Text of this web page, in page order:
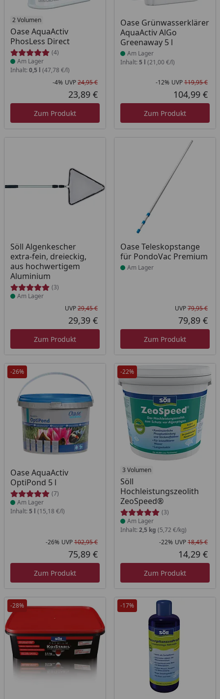
2 Volumen
Oase AquaActiv
PhosLess Direct
(4)
Produkt am Lager
Am Lager
Inhalt: 0,5 l (47,78 €/l)
Rabatt in Prozent
-4%
Ursprünglicher Preis
UVP24,95 €
Aktueller Preis
23,89 €
Zum Produkt
Oase Grünwasserklärer
AquaActiv AlGo
Greenaway 5 l
Produkt am Lager
Am Lager
Inhalt: 5 l (21,00 €/l)
-12% UVP119,95 €
104,99 €
Zum Produkt
Söll Algenkescher
extra-fein, dreieckig,
aus hochwertigem
Aluminium
(3)
Produkt am Lager
Am Lager
Ursprünglicher Preis
UVP29,45 €
Aktueller Preis
29,39 €
Zum Produkt
Oase Teleskopstange
für PondoVac Premium
Produkt am Lager
Am Lager
UVP79,95 €
79,89 €
Zum Produkt
-26%
Oase AquaActiv
OptiPond 5 l
(7)
Produkt am Lager
Am Lager
Inhalt: 5 l (15,18 €/l)
Rabatt in Prozent
-26%
Ursprünglicher Preis
UVP102,95 €
Aktueller Preis
75,89 €
Zum Produkt
-22%
3 Volumen
Söll
Hochleistungszeolith
ZeoSpeed®
(3)
Produkt am Lager
Am Lager
Inhalt: 2,5 kg (5,72 €/kg)
-22% UVP18,45 €
14,29 €
Zum Produkt
-28% -17%